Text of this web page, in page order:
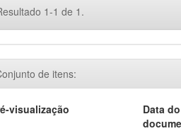
1-1 de 1.
de itens:
visualização
Data do